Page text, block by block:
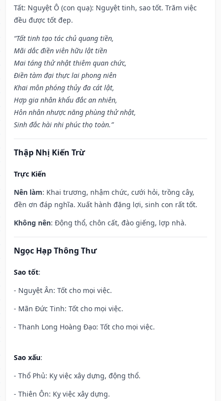
Tất: Nguyệt Ô (con quạ): Nguyệt tinh, sao tốt. Trăm việc
đều được tốt đẹp.
“Tất tinh tạo tác chủ quang tiền,
Mãi dắc điền viên hữu lật tiền
Mai táng thử nhật thiêm quan chức,
Điền tàm đại thực lai phong niên
Khai môn phóng thủy đa cát lật,
Hợp gia nhân khẩu đắc an nhiên,
Hôn nhân nhược năng phùng thử nhật,
Sinh đắc hài nhi phúc thọ toàn.”
Thập Nhị Kiến Trừ
Trực Kiến
Nên làm: Khai trương, nhậm chức, cưới hỏi, trồng cây,
đền ơn đáp nghĩa. Xuất hành đặng lợi, sinh con rất tốt.
Không nên: Động thổ, chôn cất, đào giếng, lợp nhà.
Ngọc Hạp Thông Thư
Sao tốt:
- Nguyệt Ân: Tốt cho mọi việc.
- Mãn Đức Tinh: Tốt cho mọi việc.
- Thanh Long Hoàng Đạo: Tốt cho mọi việc.
Sao xấu:
- Thổ Phủ: Kỵ việc xây dựng, động thổ.
- Thiên Ôn: Kỵ việc xây dựng.